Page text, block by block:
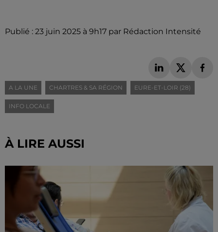
Publié : 23 juin 2025 à 9h17 par Rédaction Intensité
A LA UNE CHARTRES & SA RÉGION EURE-ET-LOIR (28)
INFO LOCALE
À LIRE AUSSI